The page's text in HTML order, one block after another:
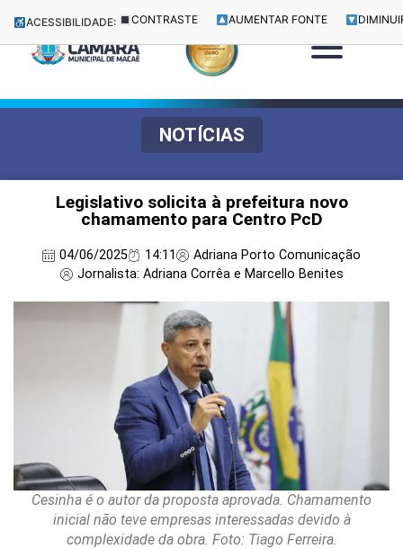
ACESSIBILIDADE: CONTRASTE AUMENTAR FONTE
NOTÍCIAS
Legislativo solicita à prefeitura novo
chamamento para Centro PcD
04/06/2025 14:11
Adriana Porto Comunicação
Jornalista: Adriana Corrêa e Marcello Benites
Cesinha é o autor da proposta aprovada. Chamamento
inicial não teve empresas interessadas devido à
complexidade da obra. Foto: Tiago Ferreira.